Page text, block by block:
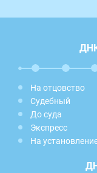
На отцовство
Судебный
До суда
Экспресс
На